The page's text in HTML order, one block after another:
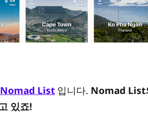
Nomad List 입니다. Nomad List
있죠!